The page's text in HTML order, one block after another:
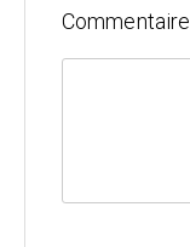
Architecture
Commentaire